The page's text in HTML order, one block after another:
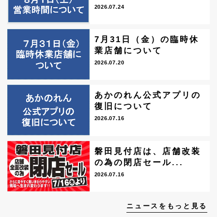
2026.07.24
7月31日（金）の臨時休
業店舗について
2026.07.20
あかのれん公式アプリの
復旧について
2026.07.16
磐田見付店は、店舗改装
の為の閉店セール...
2026.07.16
ニュースをもっと見る